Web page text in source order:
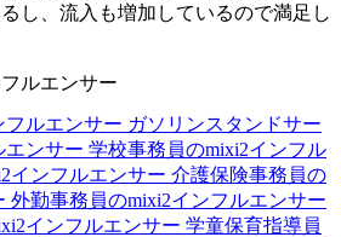
し、流入も増加しているので満足し
ルエンサー
フルエンサー ガソリンスタンドサー
エンサー 学校事務員のmixi2インフル
インフルエンサー 介護保険事務員の
外勤事務員のmixi2インフルエンサー
インフルエンサー 学童保育指導員